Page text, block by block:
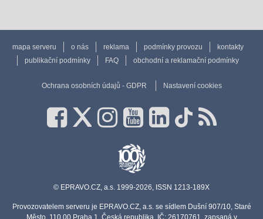
mapa serveru o nás reklama podmínky provozu
kontakty
publikační podmínky
FAQ obchodní a reklamační podmínky
Ochrana osobních údajů - GDPR Nastavení cookies
© EPRAVO.CZ, a.s. 1999-2026, ISSN 1213-189X
Provozovatelem serveru je EPRAVO.CZ, a.s. se sídlem Dušní 907/10, Staré
Město, 110 00 Praha 1, Česká republika, IČ: 26170761, zapsaná v